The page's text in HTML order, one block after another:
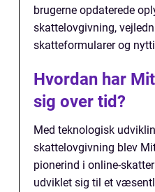
brugerne opdaterede
skattelovgivning,
skatteformularer og
Hvordan har
sig over tid?
Med teknologisk
skattelovgivning blev
pionerind i online-
udviklet sig til et